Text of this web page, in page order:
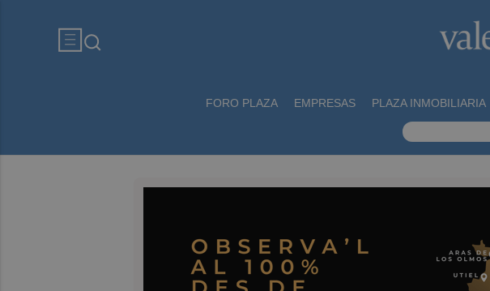
FORO PLAZA EMPRESAS PLAZA INMOBILIARIA